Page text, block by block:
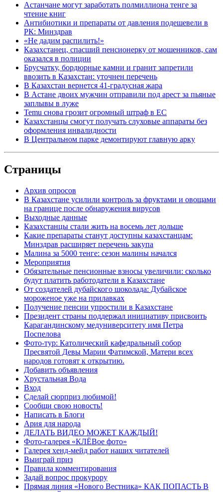
Астанчане могут заработать полмиллиона тенге за
чтение книг
Антибиотики и препараты от давления подешевели в
РК: Минздрав
«Не дадим распилить!»
Казахстанец, спасший пенсионерку от мошенников, сам
оказался в полиции
Брусчатку, бордюрные камни и гранит запретили
ввозить в Казахстан: уточнен перечень
В Казахстан вернется 41-градусная жара
В Астане двоих мужчин отправили под арест за пьяные
заплывы в луже
Temu снова грозит огромный штраф в ЕС
Казахстанцы смогут получать слуховые аппараты без
оформления инвалидности
В Центральном парке демонтируют главную арку
Страницы
Архив опросов
В Казахстане усилили контроль за фруктами и овощами
на границе после обнаружения вирусов
Выходные данные
Казахстанцы стали жить на восемь лет дольше
Какие препараты станут доступны казахстанцам:
Минздрав расширяет перечень закупа
Малина за 5000 тенге: сезон малины начался
Мероприятия
Обязательные пенсионные взносы увеличили: сколько
будут платить работодатели в Казахстане
От создателей дубайского шоколада: Дубайское
мороженое уже на прилавках
Получение пенсии упростили в Казахстане
Президент страны поддержал инициативу присвоить
Карагандинскому медуниверситету имя Петра
Поспелова
Фото-тур: Католический кафедральный собор
Пресвятой Девы Марии Фатимской, Матери всех
народов готовят к открытию.
Добавить объявления
Хрустальная Вода
Вход
Сделай сюрприз любимой!
Сообщи свою новость!
Написать в Блоги
Ария для народа
ДЕЛАТЬ ВИДЕО МОЖЕТ КАЖДЫЙ!
Фото-галерея «КЛЁВое фото»
Галерея хенд-мейд работ наших читателей
Выиграй приз
Правила комментирования
Задай вопрос прокурору
Прямая линия «Нового Вестника» КАК ПОПАСТЬ В